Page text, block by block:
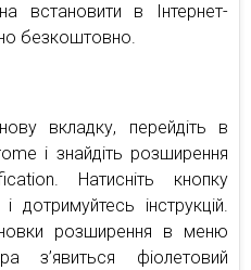
встановити в Інтернет-
безкоштовно.
вкладку, перейдіть в
і знайдіть розширення
Натисніть кнопку
інструкцій.
розширення в меню
з’явиться фіолетовий